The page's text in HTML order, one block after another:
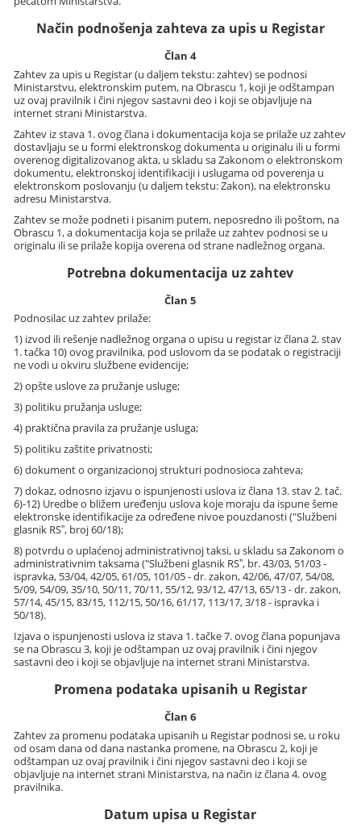
Način podnošenja zahteva za upis u Registar
Član 4
Zahtev za upis u Registar (u daljem tekstu: zahtev) se podnosi
Ministarstvu, elektronskim putem, na Obrascu 1, koji je odštampan
uz ovaj pravilnik i čini njegov sastavni deo i koji se objavljuje na
internet strani Ministarstva.
Zahtev iz stava 1. ovog člana i dokumentacija koja se prilaže uz zahtev
dostavljaju se u formi elektronskog dokumenta u originalu ili u formi
overenog digitalizovanog akta, u skladu sa Zakonom o elektronskom
dokumentu, elektronskoj identifikaciji i uslugama od poverenja u
elektronskom poslovanju (u daljem tekstu: Zakon), na elektronsku
adresu Ministarstva.
Zahtev se može podneti i pisanim putem, neposredno ili poštom, na
Obrascu 1, a dokumentacija koja se prilaže uz zahtev podnosi se u
originalu ili se prilaže kopija overena od strane nadležnog organa.
Potrebna dokumentacija uz zahtev
Član 5
Podnosilac uz zahtev prilaže:
1) izvod ili rešenje nadležnog organa o upisu u registar iz člana 2. stav
1. tačka 10) ovog pravilnika, pod uslovom da se podatak o registraciji
ne vodi u okviru službene evidencije;
2) opšte uslove za pružanje usluge;
3) politiku pružanja usluge;
4) praktična pravila za pružanje usluga;
5) politiku zaštite privatnosti;
6) dokument o organizacionoj strukturi podnosioca zahteva;
7) dokaz, odnosno izjavu o ispunjenosti uslova iz člana 13. stav 2. tač.
6)-12) Uredbe o bližem uređenju uslova koje moraju da ispune šeme
elektronske identifikacije za određene nivoe pouzdanosti ("Službeni
glasnik RSˮ, broj 60/18);
8) potvrdu o uplaćenoj administrativnoj taksi, u skladu sa Zakonom o
administrativnim taksama ("Službeni glasnik RSˮ, br. 43/03, 51/03 -
ispravka, 53/04, 42/05, 61/05, 101/05 - dr. zakon, 42/06, 47/07, 54/08,
5/09, 54/09, 35/10, 50/11, 70/11, 55/12, 93/12, 47/13, 65/13 - dr. zakon,
57/14, 45/15, 83/15, 112/15, 50/16, 61/17, 113/17, 3/18 - ispravka i
50/18).
Izjava o ispunjenosti uslova iz stava 1. tačke 7. ovog člana popunjava
se na Obrascu 3, koji je odštampan uz ovaj pravilnik i čini njegov
sastavni deo i koji se objavljuje na internet strani Ministarstva.
Promena podataka upisanih u Registar
Član 6
Zahtev za promenu podataka upisanih u Registar podnosi se, u roku
od osam dana od dana nastanka promene, na Obrascu 2, koji je
odštampan uz ovaj pravilnik i čini njegov sastavni deo i koji se
objavljuje na internet strani Ministarstva, na način iz člana 4. ovog
pravilnika.
Datum upisa u Registar